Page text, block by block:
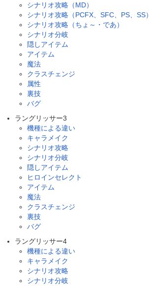
シナリオ攻略（MD）
シナリオ攻略（PCFX、SFC、PS、SS）
シナリオ攻略（ちょ～・であ）
シナリオ分岐
隠しアイテム
アイテム
魔法
クラスチェンジ
属性
裏技
バグ
ラングリッサー3
機種による違い
キャラメイク
シナリオ攻略
シナリオ分岐
隠しアイテム
ヒロインセレクト
アイテム
魔法
クラスチェンジ
裏技
バグ
ラングリッサー4
機種による違い
キャラメイク
シナリオ攻略
シナリオ分岐